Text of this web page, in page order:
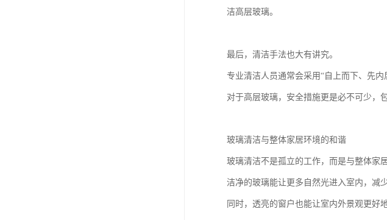
洁高层玻璃。
最后，清洁手法也大有讲究。
专业清洁人员通常会采用“自上而下、先
对于高层玻璃，安全措施更是必不可少，
玻璃清洁与整体家居环境的和谐
玻璃清洁不是孤立的工作，而是与整体家
洁净的玻璃能让更多自然光进入室内，减
同时，透亮的窗户也能让室内外景观更好